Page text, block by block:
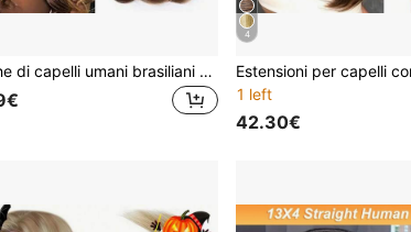
Ciocche di capelli umani brasiliani a onde del corpo, colorati, evidenziati con tonalità P4/27
4
1 left
42.30€